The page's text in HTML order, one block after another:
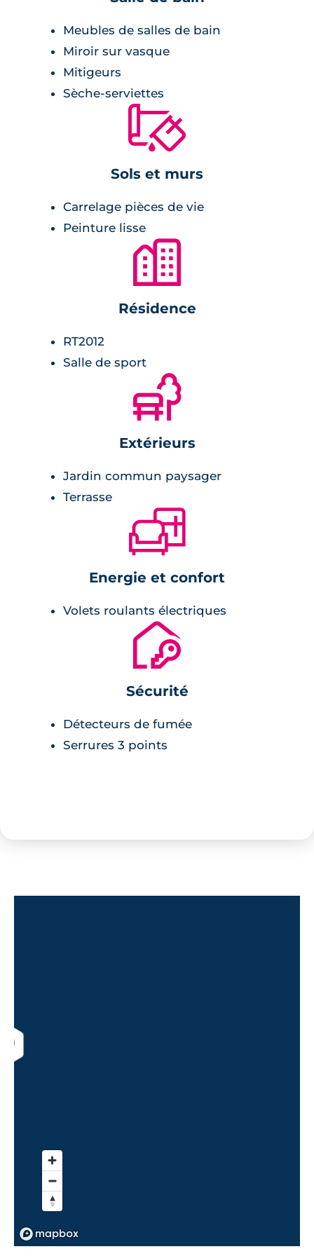
Pièce à vivre :
menuiseries anthracite,
cuisine fermée,
grande baie vitrée,
chaudière au gaz à condensation.
radiateur sèche-serviette,
carrelage avec faïence assortie.
revêtement stratifié.
Meubles de salles de bain
Miroir sur vasque
Mitigeurs
Sèche-serviettes
🔨
Sols et murs
Carrelage pièces de vie
Peinture lisse
🏙
Résidence
RT2012
Salle de sport
🌲
Extérieurs
Jardin commun paysager
Terrasse
🛋
Energie et confort
Volets roulants électriques
🔐
Sécurité
Détecteurs de fumée
Serrures 3 points